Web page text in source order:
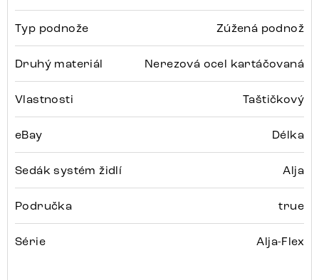
Typ podnože Zúžená podnož
Druhý materiál Nerezová ocel kartáčovaná
Vlastnosti Taštičkový
eBay Délka
Sedák systém židlí Alja
Područka true
Série Alja-Flex